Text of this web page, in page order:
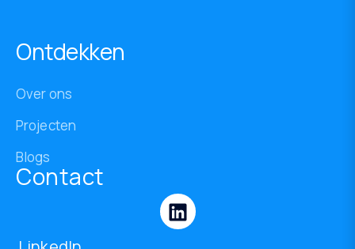
Ontdekken
Over ons
Projecten
Blogs
Contact